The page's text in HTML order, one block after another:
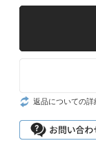
返品についての詳